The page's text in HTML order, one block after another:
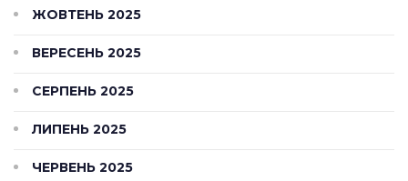
ЖОВТЕНЬ 2025
ВЕРЕСЕНЬ 2025
СЕРПЕНЬ 2025
ЛИПЕНЬ 2025
ЧЕРВЕНЬ 2025